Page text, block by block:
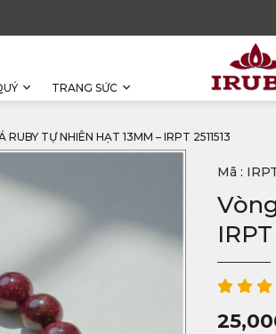
TRANG SỨC
RUBY TỰ NHIÊN HẠT 13MM – IRPT 2511513
Mã :
IRPT